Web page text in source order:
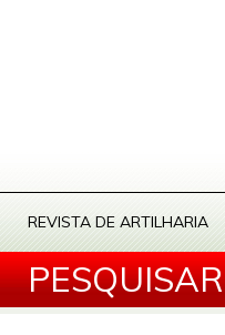
REVISTA DE ARTILHARIA
PESQUISAR